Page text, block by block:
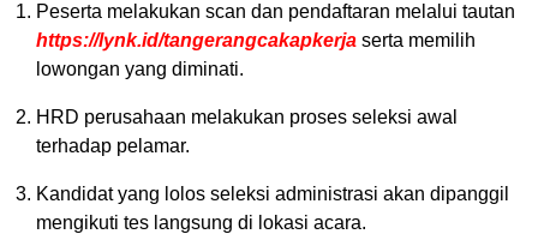
Peserta melakukan scan dan pendaftaran melalui tautan
https://lynk.id/tangerangcakapkerja serta memilih
lowongan yang diminati.
HRD perusahaan melakukan proses seleksi awal
terhadap pelamar.
Kandidat yang lolos seleksi administrasi akan dipanggil
mengikuti tes langsung di lokasi acara.